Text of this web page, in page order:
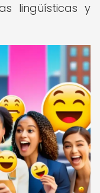
lingüísticas y